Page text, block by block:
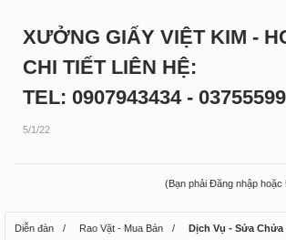
XƯỞNG GIẤY VIỆT KIM -
CHI TIẾT LIÊN HỆ:
TEL: 0907943434 -
5/1/22
(Bạn phải Đăng nhập
Diễn đàn Rao Vặt - Mua Bán Dịch Vụ - Sửa Chửa